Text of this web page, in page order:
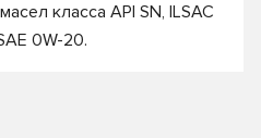
класса API SN, ILSAC
0W-20.